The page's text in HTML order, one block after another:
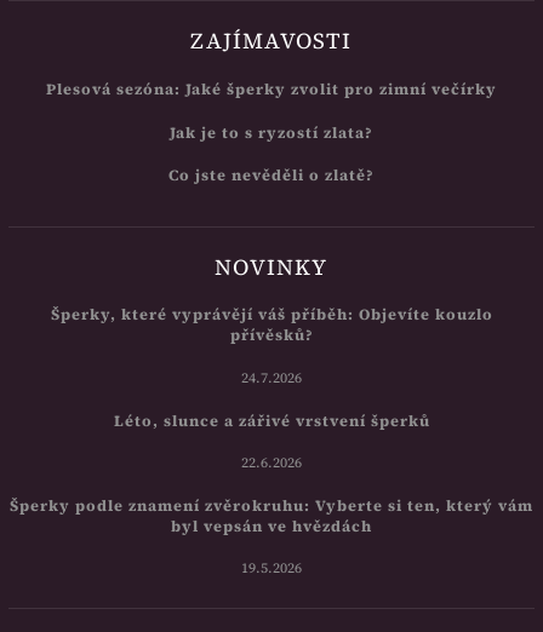
ZAJÍMAVOSTI
Plesová sezóna: Jaké šperky zvolit pro zimní večírky
Jak je to s ryzostí zlata?
Co jste nevěděli o zlatě?
NOVINKY
Šperky, které vyprávějí váš příběh: Objevíte kouzlo
přívěsků?
24.7.2026
Léto, slunce a zářivé vrstvení šperků
22.6.2026
Šperky podle znamení zvěrokruhu: Vyberte si ten, který vám
byl vepsán ve hvězdách
19.5.2026